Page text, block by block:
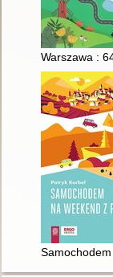
Warszawa :